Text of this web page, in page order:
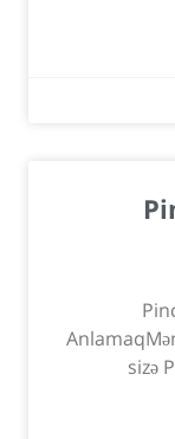
sizə